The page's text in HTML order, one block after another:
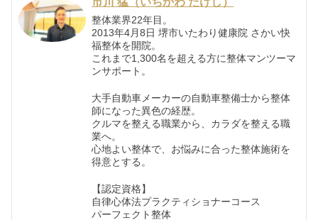
整体業界22年目。
2013年4月8日 堺市いたわり健康院 さかい快
福整体を開院。
これまで1,300名を超える方に整体マンツーマ
ンサポート。
大手自動車メーカーの自動車整備士から整体
師になった異色の経歴。
クルマを整える職業から、カラダを整える職
業へ。
心地よい整体で、お悩みに合った整体施術を
得意とする。
【認定資格】
自律心体法プラクティショナーコース
パーフェクト整体